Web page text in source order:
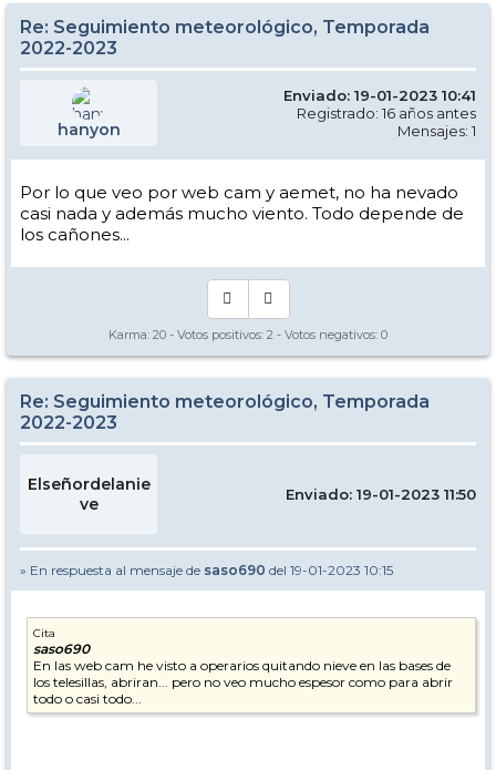
Re: Seguimiento meteorológico, Temporada
2022-2023
hanyon
Enviado: 19-01-2023 10:41
Registrado: 16 años antes
Mensajes: 1
Por lo que veo por web cam y aemet, no ha nevado
casi nada y además mucho viento. Todo depende de
los cañones...
Karma: 20 - Votos positivos: 2 - Votos negativos: 0
Re: Seguimiento meteorológico, Temporada
2022-2023
Elseñordelanie
ve
Enviado: 19-01-2023 11:50
» En respuesta al mensaje de saso690 del 19-01-2023 10:15
Cita
saso690
En las web cam he visto a operarios quitando nieve en las bases de
los telesillas, abriran... pero no veo mucho espesor como para abrir
todo o casi todo...